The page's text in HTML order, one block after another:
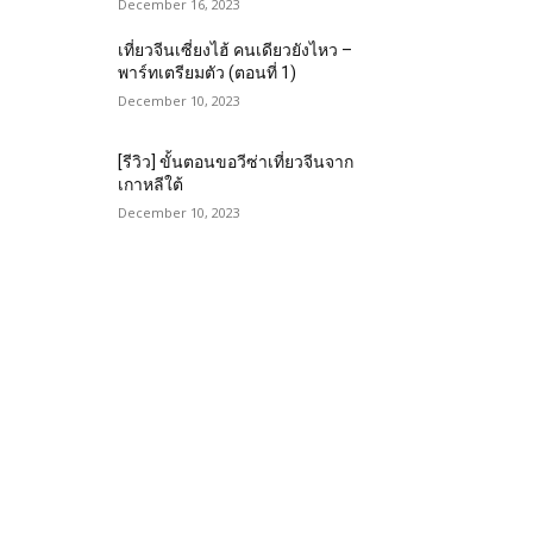
December 16, 2023
เที่ยวจีนเซี่ยงไฮ้ คนเดียวยังไหว –
พาร์ทเตรียมตัว (ตอนที่ 1)
December 10, 2023
[รีวิว] ขั้นตอนขอวีซ่าเที่ยวจีนจาก
เกาหลีใต้
December 10, 2023